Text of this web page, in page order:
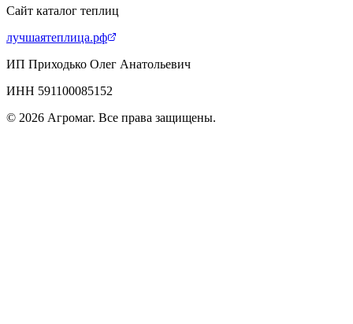
Сайт каталог теплиц
лучшаятеплица.рф
ИП Приходько Олег Анатольевич
ИНН 591100085152
© 2026 Агромаг. Все права защищены.